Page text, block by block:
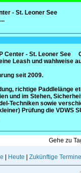
- St. Leoner See
Center - St. Leoner See
Leash und wahlweise
seit 2009.
richtige Paddlelänge
und im Stehen,
Techniken sowie
Prüfung die VDWS
Gehe zu
Heute Zukünftige Termine